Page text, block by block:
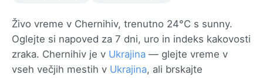
Živo vreme v Chernihiv, trenutno 24°C s sunny.
Oglejte si napoved za 7 dni, uro in indeks kakovosti
zraka. Chernihiv je v Ukrajina — glejte vreme v
vseh večjih mestih v Ukrajina, ali brskajte